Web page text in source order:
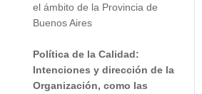
el ámbito de la Provincia de
Buenos Aires
Política de la Calidad:
Intenciones y dirección de la
Organización, como las